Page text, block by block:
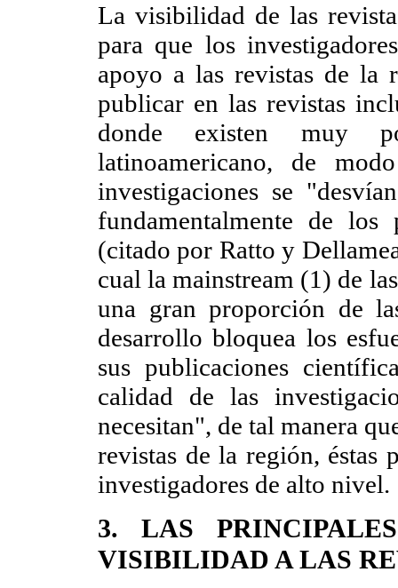
La visibilidad de las
para que los
apoyo a las revistas de la
publicar en las revistas
donde existen muy
latinoamericano, de
investigaciones se
fundamentalmente de los
(citado por Ratto y
cual la mainstream (1) de
una gran proporción de
desarrollo bloquea los
sus publicaciones
calidad de las
necesitan", de tal manera
revistas de la región, éstas
investigadores de alto nivel.
3. LAS
VISIBILIDAD A LAS